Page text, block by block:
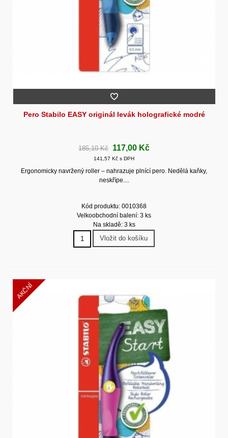
Pero Stabilo EASY originál levák holografické modré
185,10 Kč 117,00 Kč
141,57 Kč s DPH
Ergonomicky navržený roller – nahrazuje plnící pero. Nedělá kaňky,
neskřípe....
Kód produktu: 0010368
Velkoobchodní balení: 3 ks
Na skladě: 3 ks
Vložit do košíku
AKČNÍ